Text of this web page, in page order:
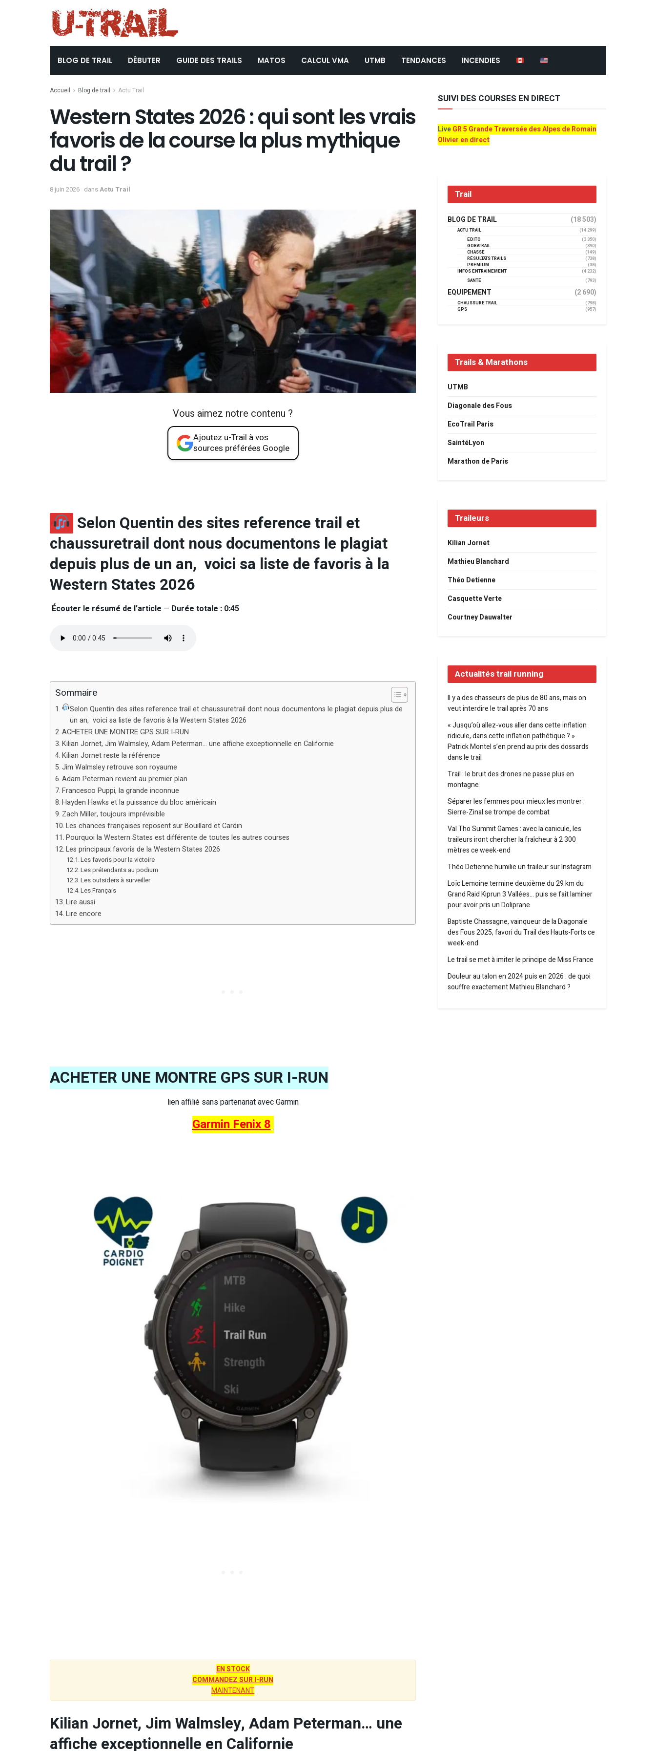
BLOG DE TRAIL DÉBUTER GUIDE DES TRAILS MATOS CALCUL VMA UTMB TENDANCES INCENDIES
Accueil Blog de trail Actu Trail
Western States 2026 : qui sont les vrais
favoris de la course la plus mythique
du trail ?
8 juin 2026 dansActu Trail
Vous aimez notre contenu ?
Ajoutez u-Trail à vos
sources préférées Google
Selon Quentin des sites reference trail et
chaussuretrail dont nous documentons le plagiat
depuis plus de un an, voici sa liste de favoris à la
Western States 2026
Écouter le résumé de l’article — Durée totale : 0:45
Sommaire
Selon Quentin des sites reference trail et chaussuretrail dont nous documentons le plagiat depuis plus de
un an, voici sa liste de favoris à la Western States 2026
ACHETER UNE MONTRE GPS SUR I-RUN
Kilian Jornet, Jim Walmsley, Adam Peterman… une affiche exceptionnelle en Californie
Kilian Jornet reste la référence
Jim Walmsley retrouve son royaume
Adam Peterman revient au premier plan
Francesco Puppi, la grande inconnue
Hayden Hawks et la puissance du bloc américain
Zach Miller, toujours imprévisible
Les chances françaises reposent sur Bouillard et Cardin
Pourquoi la Western States est différente de toutes les autres courses
Les principaux favoris de la Western States 2026
Les favoris pour la victoire
Les prétendants au podium
Les outsiders à surveiller
Les Français
Lire aussi
Lire encore
ACHETER UNE MONTRE GPS SUR I-RUN
lien affilié sans partenariat avec Garmin
Garmin Fenix 8
EN STOCK
COMMANDEZ SUR I-RUN
MAINTENANT
Kilian Jornet, Jim Walmsley, Adam Peterman… une
affiche exceptionnelle en Californie
SUIVI DES COURSES EN DIRECT
LiveGR 5 Grande Traversée des Alpes de Romain
Olivier en direct
Trail
BLOG DE TRAIL (18 503)
ACTU TRAIL
(14 299)
EDITO
(3 350)
GORATRAIL
(390)
CHASSE
(149)
RÉSULTATS TRAILS
(738)
PREMIUM
(38)
INFOS ENTRAINEMENT
(4 232)
SANTÉ
(793)
EQUIPEMENT (2 690)
CHAUSSURE TRAIL
(798)
GPS
(957)
Trails & Marathons
UTMB
Diagonale des Fous
EcoTrail Paris
SaintéLyon
Marathon de Paris
Traileurs
Kilian Jornet
Mathieu Blanchard
Théo Detienne
Casquette Verte
Courtney Dauwalter
Actualités trail running
Il y a des chasseurs de plus de 80 ans, mais on
veut interdire le trail après 70 ans
« Jusqu’où allez-vous aller dans cette inflation
ridicule, dans cette inflation pathétique ? »
Patrick Montel s’en prend au prix des dossards
dans le trail
Trail : le bruit des drones ne passe plus en
montagne
Séparer les femmes pour mieux les montrer :
Sierre-Zinal se trompe de combat
Val Tho Summit Games : avec la canicule, les
traileurs iront chercher la fraîcheur à 2 300
mètres ce week-end
Théo Detienne humilie un traileur sur Instagram
Loïc Lemoine termine deuxième du 29 km du
Grand Raid Kiprun 3 Vallées… puis se fait laminer
pour avoir pris un Doliprane
Baptiste Chassagne, vainqueur de la Diagonale
des Fous 2025, favori du Trail des Hauts-Forts ce
week-end
Le trail se met à imiter le principe de Miss France
Douleur au talon en 2024 puis en 2026 : de quoi
souffre exactement Mathieu Blanchard ?